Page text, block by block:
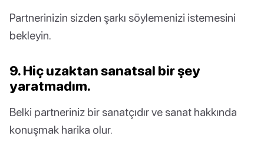
Partnerinizin sizden şarkı söylemenizi istemesini
bekleyin.
9. Hiç uzaktan sanatsal bir şey
yaratmadım.
Belki partneriniz bir sanatçıdır ve sanat hakkında
konuşmak harika olur.